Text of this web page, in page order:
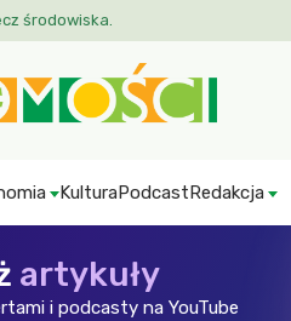
środowiska.
KulturaPodcastRedakcja
artykuły
i podcasty na YouTube